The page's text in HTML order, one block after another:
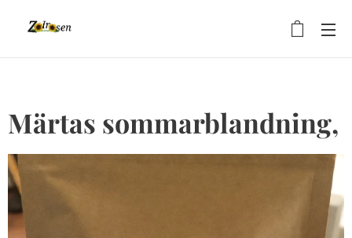
Märtas sommarblandning,